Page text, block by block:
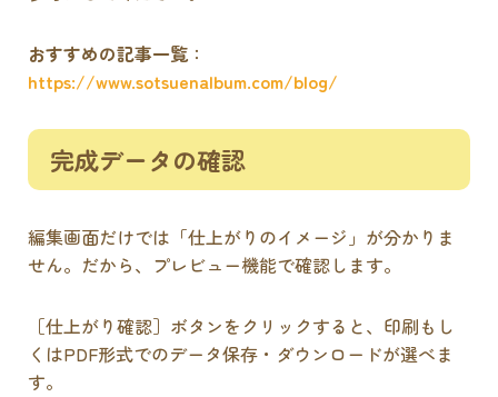
おすすめの記事一覧 ：
https://www.sotsuenalbum.com/blog/
完成データの確認
編集画面だけでは「仕上がりのイメージ」が分かりま
せん。だから、プレビュー機能で確認します。
［仕上がり確認］ボタンをクリックすると、印刷もし
くはPDF形式でのデータ保存・ダウンロードが選べま
す。